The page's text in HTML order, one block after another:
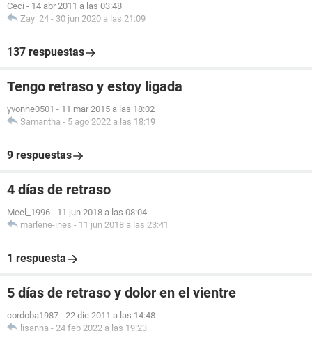
Ceci - 14 abr 2011 a las 03:48
Zay_24 - 30 jun 2020 a las 21:09
137 respuestas
Tengo retraso y estoy ligada
yvonne0501 - 11 mar 2015 a las 18:02
Samantha - 5 ago 2022 a las 18:19
9 respuestas
4 días de retraso
Meel_1996 - 11 jun 2018 a las 08:04
marlene-ines - 11 jun 2018 a las 23:41
1 respuesta
5 días de retraso y dolor en el vientre
cordoba1987 - 22 dic 2011 a las 14:48
lisanna - 24 feb 2022 a las 19:23